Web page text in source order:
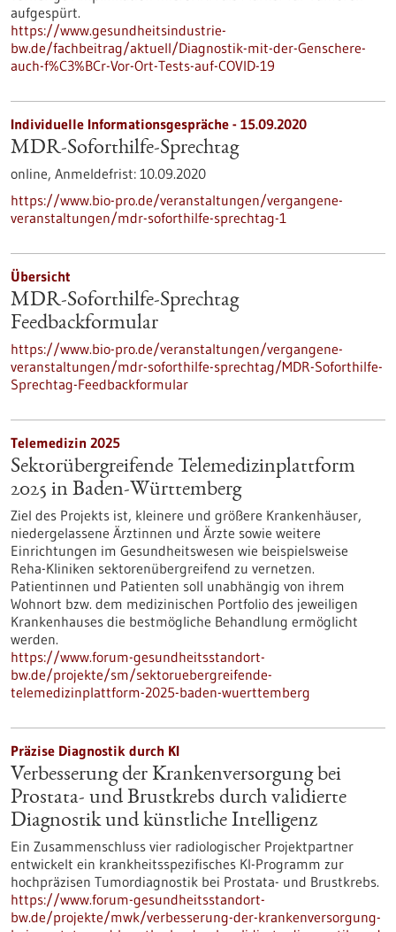
aufgespürt.
https://www.gesundheitsindustrie-
bw.de/fachbeitrag/aktuell/Diagnostik-mit-der-Genschere-
auch-f%C3%BCr-Vor-Ort-Tests-auf-COVID-19
Individuelle Informationsgespräche - 15.09.2020
MDR-Soforthilfe-Sprechtag
online, Anmeldefrist: 10.09.2020
https://www.bio-pro.de/veranstaltungen/vergangene-
veranstaltungen/mdr-soforthilfe-sprechtag-1
Übersicht
MDR-Soforthilfe-Sprechtag
Feedbackformular
https://www.bio-pro.de/veranstaltungen/vergangene-
veranstaltungen/mdr-soforthilfe-sprechtag/MDR-Soforthilfe-
Sprechtag-Feedbackformular
Telemedizin 2025
Sektorübergreifende Telemedizinplattform
2025 in Baden-Württemberg
Ziel des Projekts ist, kleinere und größere Krankenhäuser,
niedergelassene Ärztinnen und Ärzte sowie weitere
Einrichtungen im Gesundheitswesen wie beispielsweise
Reha-Kliniken sektorenübergreifend zu vernetzen.
Patientinnen und Patienten soll unabhängig von ihrem
Wohnort bzw. dem medizinischen Portfolio des jeweiligen
Krankenhauses die bestmögliche Behandlung ermöglicht
werden.
https://www.forum-gesundheitsstandort-
bw.de/projekte/sm/sektoruebergreifende-
telemedizinplattform-2025-baden-wuerttemberg
Präzise Diagnostik durch KI
Verbesserung der Krankenversorgung bei
Prostata- und Brustkrebs durch validierte
Diagnostik und künstliche Intelligenz
Ein Zusammenschluss vier radiologischer Projektpartner
entwickelt ein krankheitsspezifisches KI-Programm zur
hochpräzisen Tumordiagnostik bei Prostata- und Brustkrebs.
https://www.forum-gesundheitsstandort-
bw.de/projekte/mwk/verbesserung-der-krankenversorgung-